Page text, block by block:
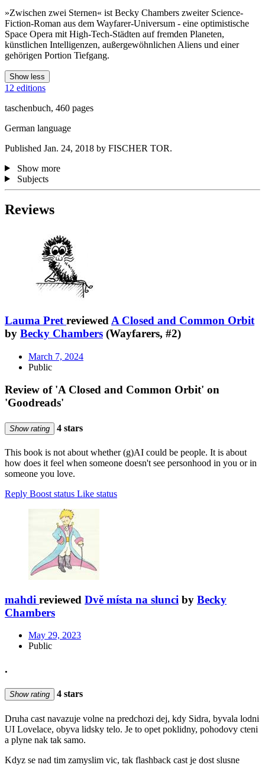
»Zwischen zwei Sternen« ist Becky Chambers zweiter Science-
Fiction-Roman aus dem Wayfarer-Universum - eine optimistische
Space Opera mit High-Tech-Städten auf fremden Planeten,
künstlichen Intelligenzen, außergewöhnlichen Aliens und einer
gehörigen Portion Tiefgang.
Show less
12 editions
taschenbuch, 460 pages
German language
Published Jan. 24, 2018 by FISCHER TOR.
Show more
Subjects
Reviews
Lauma Pret reviewed A Closed and Common Orbit
by Becky Chambers (Wayfarers, #2)
March 7, 2024
Public
Review of 'A Closed and Common Orbit' on
'Goodreads'
Show rating 4 stars
This book is not about whether (g)AI could be people. It is about
how does it feel when someone doesn't see personhood in you or in
someone you love.
Reply Boost status Like status
mahdi reviewed Dvě místa na slunci by Becky
Chambers
May 29, 2023
Public
.
Show rating 4 stars
Druha cast navazuje volne na predchozi dej, kdy Sidra, byvala lodni
UI Lovelace, obyva lidsky telo. Je to opet poklidny, pohodovy cteni
a plyne nak tak samo.
Kdyz se nad tim zamyslim vic, tak flashback cast je dost slusne